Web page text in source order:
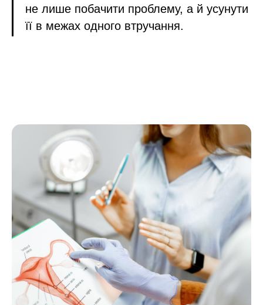
не лише побачити проблему, а й усунути
її в межах одного втручання.